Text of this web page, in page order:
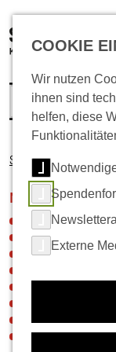
Startseite Musik
Navigation für
Musik
Neuigkeiten
Ticket-Shop
Hausregeln
COOKIE
Wir nutzen
ihnen sind
helfen, diese
Externe